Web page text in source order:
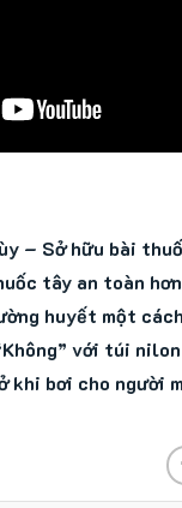
– Sở hữu bài
tây an toàn
huyết một
với túi
khi bơi cho người